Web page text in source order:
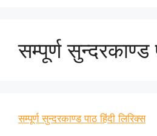
सम्पूर्ण सुन्दरकाण्ड
सम्पूर्ण सुन्दरकाण्ड पाठ हिंदी लिरिक्स